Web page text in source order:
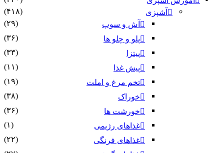
آشپزی
(۴۱۸)
آش و سوپ
(۲۹)
پلو و چلو ها
(۳۶)
پیتزا
(۳۳)
پیش غذا
(۱۱)
تخم مرغ و املت
(۱۹)
خوراک
(۳۸)
خورشت ها
(۳۶)
غذاهای رژیمی
(۱)
غذاهای فرنگی
(۲۲)